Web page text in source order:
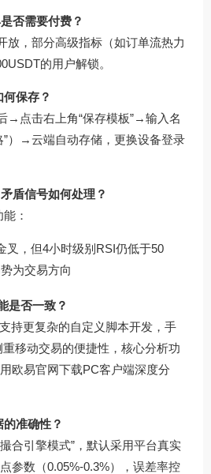
否需要付费？
放，部分高级指标（如订单流热力
的用户解锁。
保存？
→点击右上角“保存模板”→输入名
”）→云端自动存储，更换设备登录
盾信号如何处理？
：
叉，但4小时级别RSI仍低于50
为交易方向
是否一致？
持更复杂的自定义脚本开发，手
移动交易的便捷性，核心分析功
欧易官网下载PC客户端深度分
准确性？
合引擎模式”，默认采用平台真实
参数（0.05%-0.3%），误差率控